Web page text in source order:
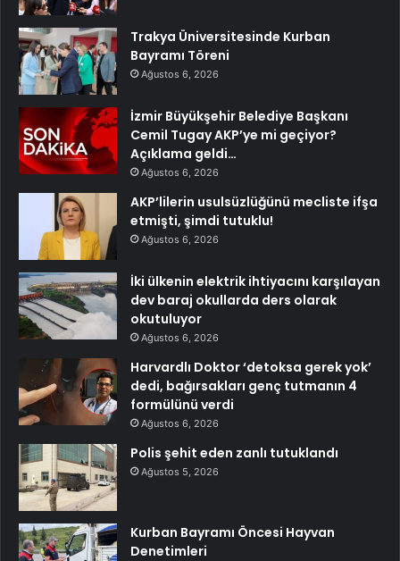
Trakya Üniversitesinde Kurban
Bayramı Töreni
Ağustos 6, 2026
İzmir Büyükşehir Belediye Başkanı
Cemil Tugay AKP’ye mi geçiyor?
Açıklama geldi…
Ağustos 6, 2026
AKP’lilerin usulsüzlüğünü mecliste ifşa
etmişti, şimdi tutuklu!
Ağustos 6, 2026
İki ülkenin elektrik ihtiyacını karşılayan
dev baraj okullarda ders olarak
okutuluyor
Ağustos 6, 2026
Harvardlı Doktor ‘detoksa gerek yok’
dedi, bağırsakları genç tutmanın 4
formülünü verdi
Ağustos 6, 2026
Polis şehit eden zanlı tutuklandı
Ağustos 5, 2026
Kurban Bayramı Öncesi Hayvan
Denetimleri